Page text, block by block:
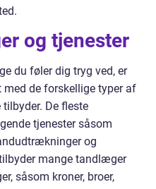
og tjenester
du føler dig tryg ved, er
de forskellige typer af
tilbyder. De fleste
tjenester såsom
og
mange tandlæger
såsom kroner, broer,